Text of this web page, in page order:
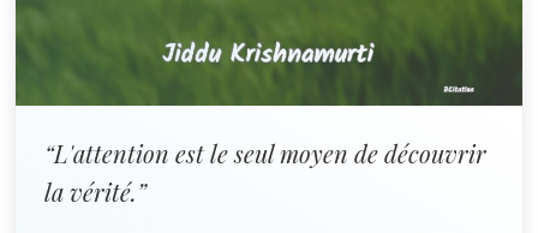
“L'attention est le seul moyen de découvrir
la vérité.”